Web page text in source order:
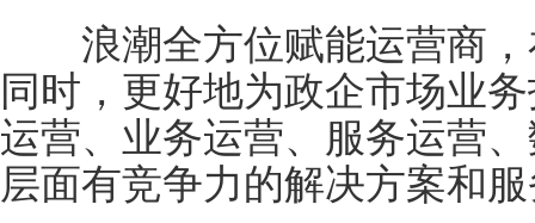
浪潮全方位赋能运营商，
同时，更好地为政企市场业
运营、业务运营、服务运营
层面有竞争力的解决方案和